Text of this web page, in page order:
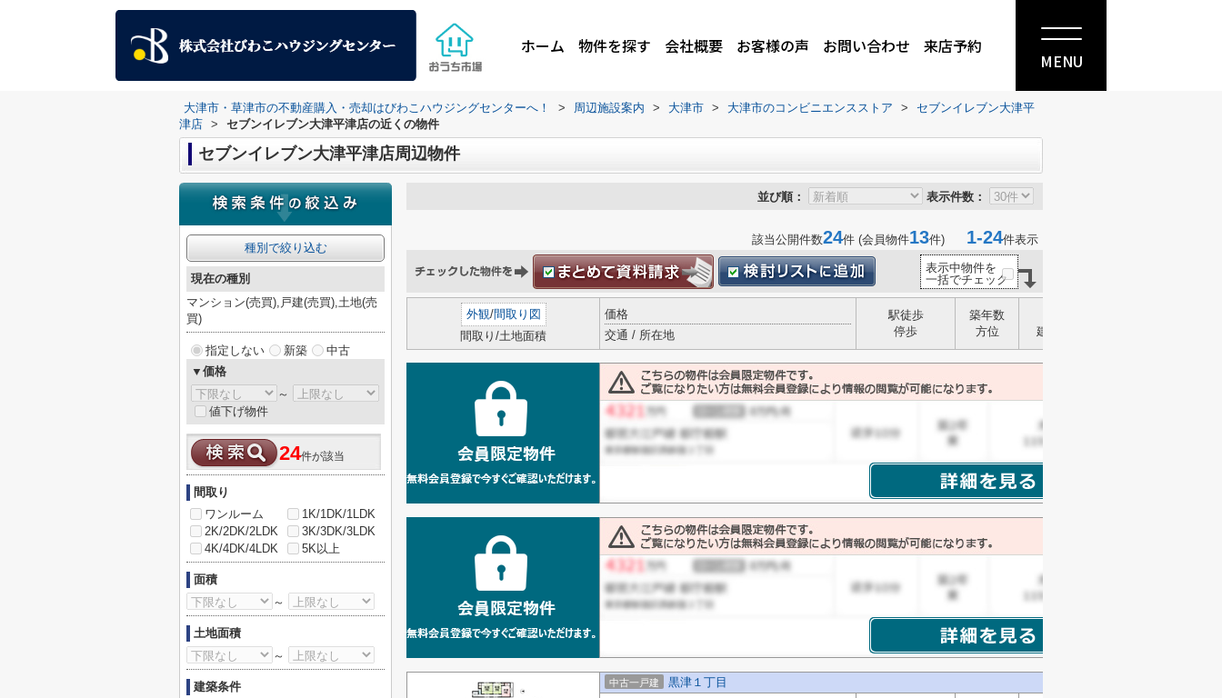
ホーム 物件を探す 会社概要 お客様の声 お問い合わせ 来店予約
MENU
大津市・草津市の不動産購入・売却はびわこハウジングセンターへ！ > 周辺施設案内 > 大津市 > 大津市のコンビニエンスストア >
セブンイレブン大津平
津店 > セブンイレブン大津平津店の近くの物件
セブンイレブン大津平津店周辺物件
並び順： 表示件数：
該当公開件数24件 (会員物件13件) 1-24件表示
表示中物件を
一括でチェック
外観/間取り図
間取り/土地面積
価格
交通 / 所在地
駅徒歩
停歩
築年数
方位
建物面積
中古一戸建 黒津１丁目
種別で絞り込む
現在の種別
マンション(売買),戸建(売買),土地(売
買)
指定しない 新築
中古
▼価格
～
値下げ物件
24件が該当
間取り
ワンルーム
1K/1DK/1LDK
2K/2DK/2LDK
3K/3DK/3LDK
4K/4DK/4LDK
5K以上
面積
～
土地面積
～
建築条件